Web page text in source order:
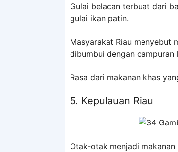
Gulai belacan terbuat dari
gulai ikan patin.
Masyarakat Riau menyebut
dibumbui dengan campuran
Rasa dari makanan khas
5. Kepulauan Riau
Otak-otak menjadi